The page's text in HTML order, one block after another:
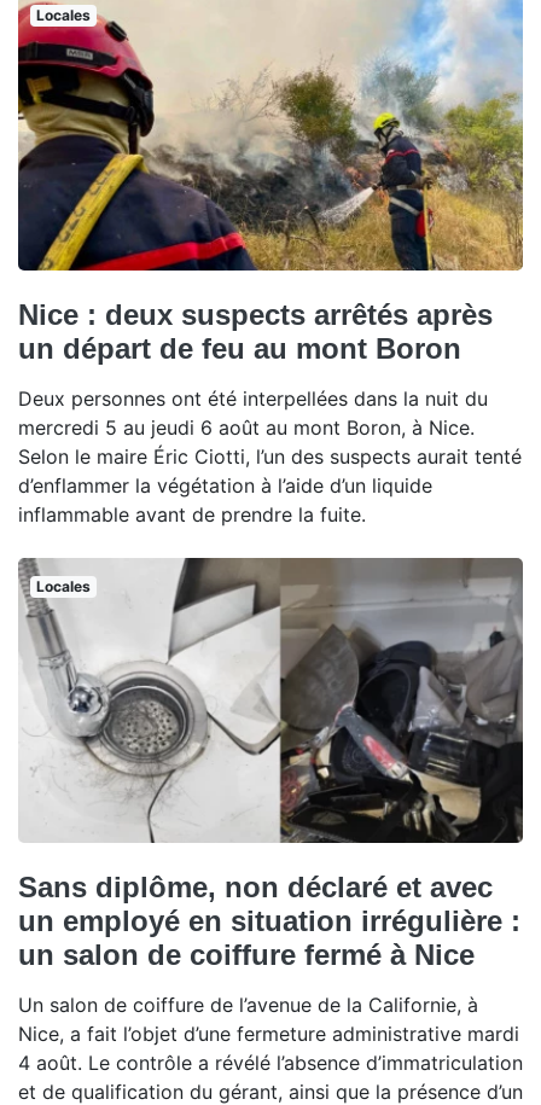
Locales
Nice : deux suspects arrêtés après
un départ de feu au mont Boron
Deux personnes ont été interpellées dans la nuit du
mercredi 5 au jeudi 6 août au mont Boron, à Nice.
Selon le maire Éric Ciotti, l’un des suspects aurait tenté
d’enflammer la végétation à l’aide d’un liquide
inflammable avant de prendre la fuite.
Locales
Sans diplôme, non déclaré et avec
un employé en situation irrégulière :
un salon de coiffure fermé à Nice
Un salon de coiffure de l’avenue de la Californie, à
Nice, a fait l’objet d’une fermeture administrative mardi
4 août. Le contrôle a révélé l’absence d’immatriculation
et de qualification du gérant, ainsi que la présence d’un